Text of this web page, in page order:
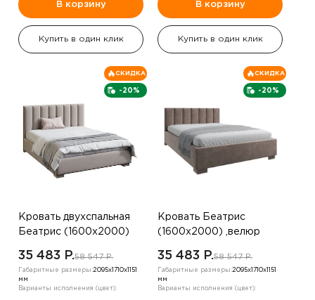
В корзину
Купить в один клик
В корзину
Купить в один клик
-20%
СКИДКА
Кровать двухспальная
Беатрис (1600х2000)
35 483 P.58 547 P.
Габаритные размеры:2095х1710х1151
мм
Варианты исполнения (цвет):
-20%
СКИДКА
Кровать Беатрис
(1600х2000) ,велюр
35 483 P.58 547 P.
Габаритные размеры:2095х1710х1151
мм
Варианты исполнения (цвет):